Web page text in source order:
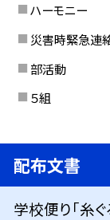
ハーモニー
災害時緊急連
部活動
５組
配布文書
学校便り「糸ぐ